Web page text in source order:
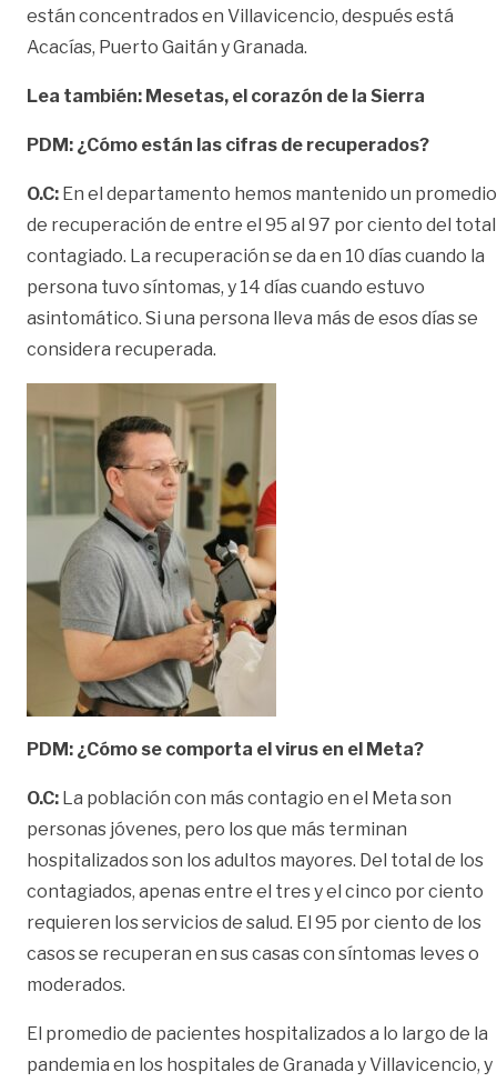
están concentrados en Villavicencio, después está
Acacías, Puerto Gaitán y Granada.
Lea también: Mesetas, el corazón de la Sierra
PDM: ¿Cómo están las cifras de recuperados?
O.C: En el departamento hemos mantenido un promedio
de recuperación de entre el 95 al 97 por ciento del total
contagiado. La recuperación se da en 10 días cuando la
persona tuvo síntomas, y 14 días cuando estuvo
asintomático. Si una persona lleva más de esos días se
considera recuperada.
PDM: ¿Cómo se comporta el virus en el Meta?
O.C: La población con más contagio en el Meta son
personas jóvenes, pero los que más terminan
hospitalizados son los adultos mayores. Del total de los
contagiados, apenas entre el tres y el cinco por ciento
requieren los servicios de salud. El 95 por ciento de los
casos se recuperan en sus casas con síntomas leves o
moderados.
El promedio de pacientes hospitalizados a lo largo de la
pandemia en los hospitales de Granada y Villavicencio, y